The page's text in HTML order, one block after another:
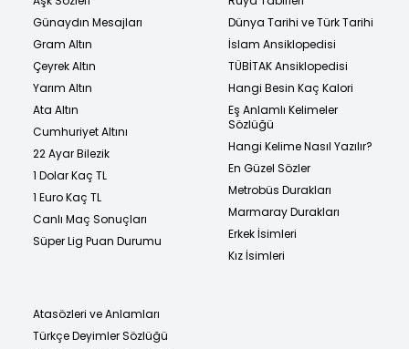
Günaydın Mesajları
Gram Altın
Çeyrek Altın
Yarım Altın
Ata Altın
Cumhuriyet Altını
22 Ayar Bilezik
1 Dolar Kaç TL
1 Euro Kaç TL
Canlı Maç Sonuçları
Süper Lig Puan Durumu
Dünya Tarihi ve Türk Tarihi
İslam Ansiklopedisi
TÜBİTAK Ansiklopedisi
Hangi Besin Kaç Kalori
Eş Anlamlı Kelimeler
Sözlüğü
Hangi Kelime Nasıl Yazılır?
En Güzel Sözler
Metrobüs Durakları
Marmaray Durakları
Erkek İsimleri
Kız İsimleri
Atasözleri ve Anlamları
Türkçe Deyimler Sözlüğü